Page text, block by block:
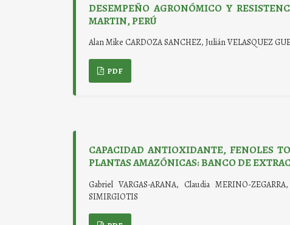
DESEMPEÑO AGRONÓMICO Y
MARTIN, PERÚ
Alan Mike CARDOZA SANCHEZ, Julián VELASQUEZ
PDF
CAPACIDAD ANTIOXIDANTE, FENOLES
PLANTAS AMAZÓNICAS: BANCO DE
Gabriel VARGAS-ARANA, Claudia MERINO-
SIMIRGIOTIS